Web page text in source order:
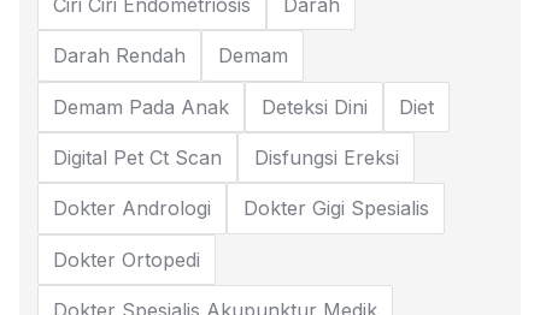
Darah Rendah Demam
Demam Pada Anak Deteksi Dini Diet
Digital Pet Ct Scan Disfungsi Ereksi
Dokter Andrologi Dokter Gigi Spesialis
Dokter Ortopedi